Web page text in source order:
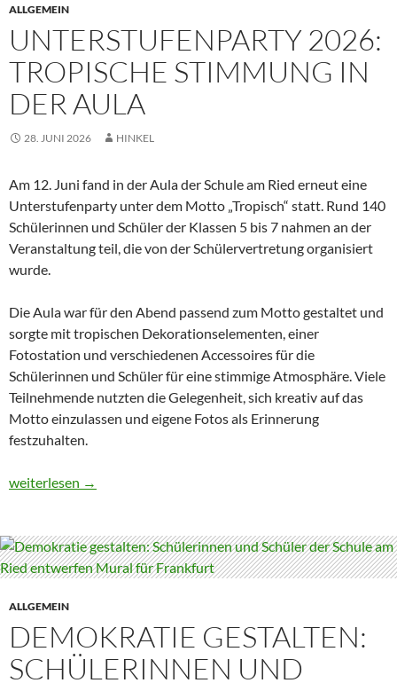
ALLGEMEIN
UNTERSTUFENPARTY 2026:
TROPISCHE STIMMUNG IN
DER AULA
28. JUNI 2026 HINKEL
Am 12. Juni fand in der Aula der Schule am Ried erneut eine
Unterstufenparty unter dem Motto „Tropisch“ statt. Rund 140
Schülerinnen und Schüler der Klassen 5 bis 7 nahmen an der
Veranstaltung teil, die von der Schülervertretung organisiert
wurde.
Die Aula war für den Abend passend zum Motto gestaltet und
sorgte mit tropischen Dekorationselementen, einer
Fotostation und verschiedenen Accessoires für die
Schülerinnen und Schüler für eine stimmige Atmosphäre. Viele
Teilnehmende nutzten die Gelegenheit, sich kreativ auf das
Motto einzulassen und eigene Fotos als Erinnerung
festzuhalten.
Unterstufenparty 2026: Tropische Stimmung in der Aula
weiterlesen →
ALLGEMEIN
DEMOKRATIE GESTALTEN:
SCHÜLERINNEN UND